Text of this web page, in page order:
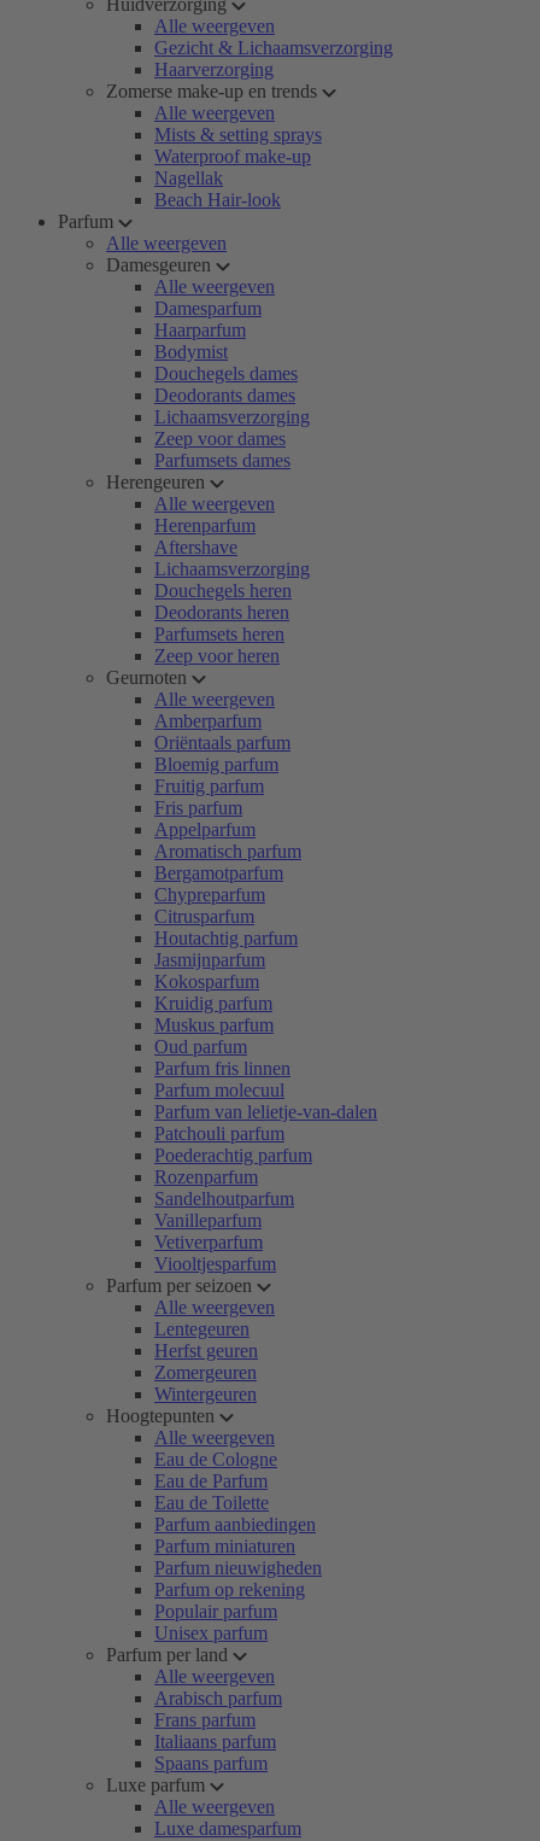
Huidverzorging
Alle weergeven
Gezicht & Lichaamsverzorging
Haarverzorging
Zomerse make-up en trends
Alle weergeven
Mists & setting sprays
Waterproof make-up
Nagellak
Beach Hair-look
Parfum
Alle weergeven
Damesgeuren
Alle weergeven
Damesparfum
Haarparfum
Bodymist
Douchegels dames
Deodorants dames
Lichaamsverzorging
Zeep voor dames
Parfumsets dames
Herengeuren
Alle weergeven
Herenparfum
Aftershave
Lichaamsverzorging
Douchegels heren
Deodorants heren
Parfumsets heren
Zeep voor heren
Geurnoten
Alle weergeven
Amberparfum
Oriëntaals parfum
Bloemig parfum
Fruitig parfum
Fris parfum
Appelparfum
Aromatisch parfum
Bergamotparfum
Chypreparfum
Citrusparfum
Houtachtig parfum
Jasmijnparfum
Kokosparfum
Kruidig parfum
Muskus parfum
Oud parfum
Parfum fris linnen
Parfum molecuul
Parfum van lelietje-van-dalen
Patchouli parfum
Poederachtig parfum
Rozenparfum
Sandelhoutparfum
Vanilleparfum
Vetiverparfum
Viooltjesparfum
Parfum per seizoen
Alle weergeven
Lentegeuren
Herfst geuren
Zomergeuren
Wintergeuren
Hoogtepunten
Alle weergeven
Eau de Cologne
Eau de Parfum
Eau de Toilette
Parfum aanbiedingen
Parfum miniaturen
Parfum nieuwigheden
Parfum op rekening
Populair parfum
Unisex parfum
Parfum per land
Alle weergeven
Arabisch parfum
Frans parfum
Italiaans parfum
Spaans parfum
Luxe parfum
Alle weergeven
Luxe damesparfum